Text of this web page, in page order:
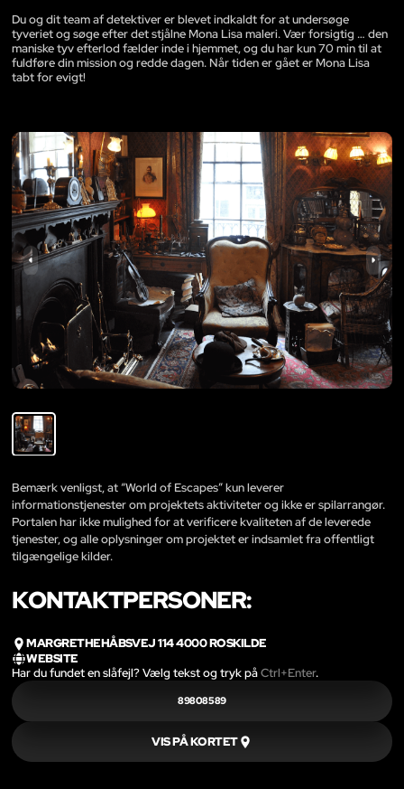
Du og dit team af detektiver er blevet indkaldt for at undersøge
tyveriet og søge efter det stjålne Mona Lisa maleri. Vær forsigtig … den
maniske tyv efterlod fælder inde i hjemmet, og du har kun 70 min til at
fuldføre din mission og redde dagen. Når tiden er gået er Mona Lisa
tabt for evigt!
Bemærk venligst, at “World of Escapes” kun leverer
informationstjenester om projektets aktiviteter og ikke er spilarrangør.
Portalen har ikke mulighed for at verificere kvaliteten af de leverede
tjenester, og alle oplysninger om projektet er indsamlet fra offentligt
tilgængelige kilder.
KONTAKTPERSONER:
MARGRETHEHÅBSVEJ 114 4000 ROSKILDE
WEBSITE
Har du fundet en slåfejl? Vælg tekst og tryk påCtrl+Enter.
89808589
VIS PÅ KORTET